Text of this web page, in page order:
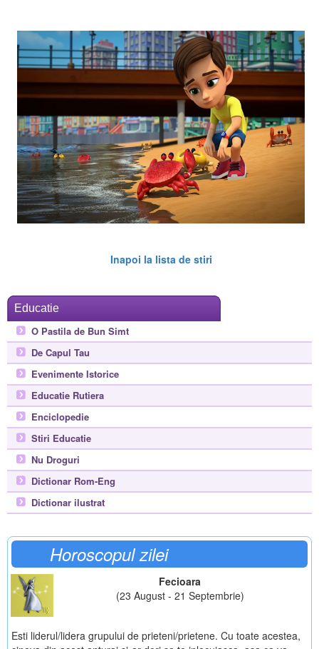
Educatie
O Pastila de Bun Simt
De Capul Tau
Evenimente Istorice
Educatie Rutiera
Enciclopedie
Stiri Educatie
Nu Droguri
Dictionar Rom-Eng
Dictionar ilustrat
Horoscopul zilei
Fecioara
(23 August - 21 Septembrie)
Esti liderul/lidera grupului de prieteni/prietene. Cu toate acestea,
Inapoi la lista de stiri